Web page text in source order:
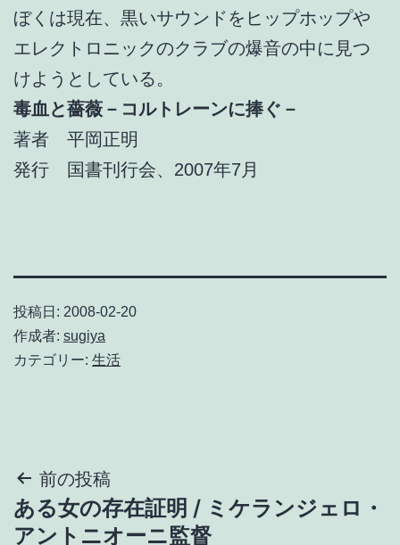
ぼくは現在、黒いサウンドをヒップホップや
エレクトロニックのクラブの爆音の中に見つ
けようとしている。
毒血と薔薇－コルトレーンに捧ぐ－
著者 平岡正明
発行 国書刊行会、2007年7月
投稿日: 2008-02-20
作成者: sugiya
カテゴリー: 生活
投
稿
前の投稿
ある女の存在証明 / ミケランジェロ・
アントニオーニ監督